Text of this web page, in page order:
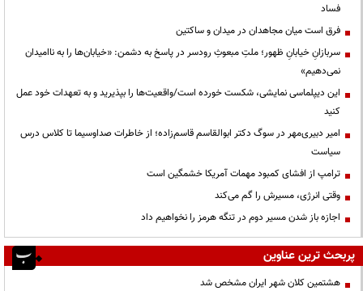
فساد
فرق است میان مجاهدان در میدان و ساکتین
سربازانِ خیابانِ ظهور؛ ملتِ مبعوثِ رودسر در پاسخ به دشمن: «خیابان‌ها را به ناامیدان
نمی‌دهیم»
این دیپلماسی نمایشی، شکست خورده است/واقعیت‌ها را بپذیرید و به تعهدات خود عمل
کنید
امیر دبیری‌مهر در سوگ دکتر ابوالقاسم قاسم‌زاده؛ از خاطرات صداوسیما تا کلاس درس
سیاست
ترامپ از افشای کمبود مهمات آمریکا خشمگین است
وقتی انرژی، مسیرش را گم می‌کند
اجازه باز شدن مسیر دوم در تنگه هرمز را نخواهیم داد
پربحث ترین عناوین
هشتمین کلان شهر ایران مشخص شد